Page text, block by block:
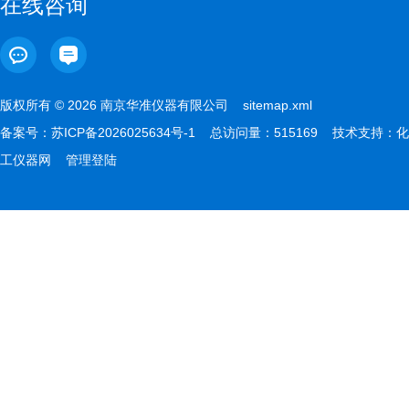
在线咨询
版权所有 © 2026 南京华准仪器有限公司 sitemap.xml
备案号： 苏ICP备2026025634号-1 总访问量：515169 技术支持： 化
工仪器网
管理登陆